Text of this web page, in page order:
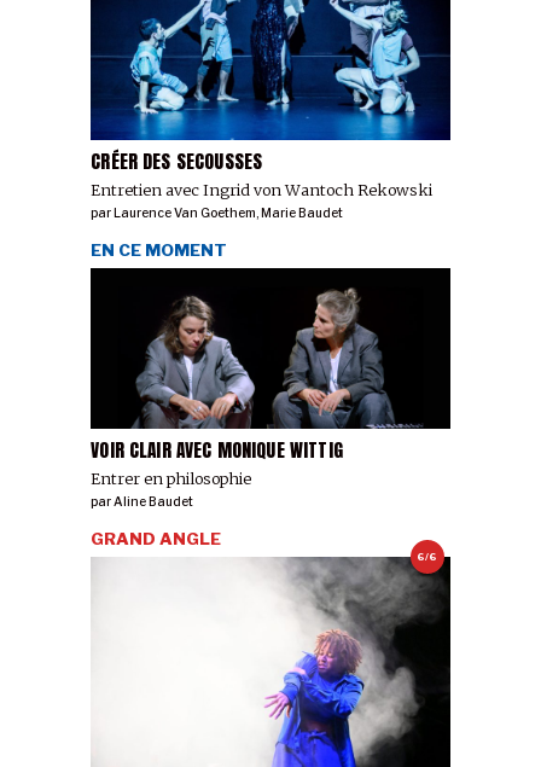
CRÉER DES SECOUSSES
Entretien avec Ingrid von Wantoch Rekowski
parLaurence Van Goethem,Marie Baudet
VOIR CLAIR AVEC MONIQUE WITTIG
Entrer en philosophie
EN CE MOMENT
parAline Baudet
6/6
GRAND ANGLE